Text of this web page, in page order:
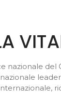
nazionale del